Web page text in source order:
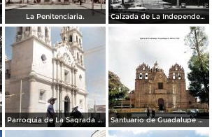
La Penitenciaria. Calzada de La Independencia Guadalajara, Jalisco.
Parroquia de La Sagrada familia Guadalajara, Jalisco 1961. Santuario de Guadalupe Guadalajara, Jalisco 1961.